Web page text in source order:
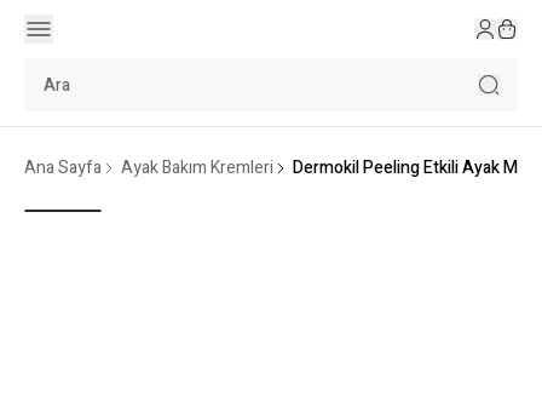
Ana Sayfa Ayak Bakım Kremleri Dermokil Peeling Etkili Ayak